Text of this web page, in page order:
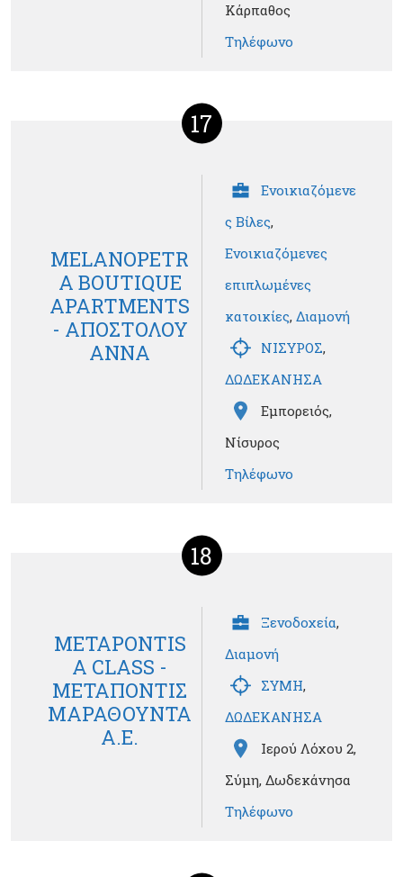
Κάρπαθος
Τηλέφωνο
17
MELANOPETR
A BOUTIQUE
APARTMENTS
- ΑΠΟΣΤΟΛΟΥ
ΑΝΝΑ
Ενοικιαζόμενε
ς Βίλες,
Ενοικιαζόμενες
επιπλωμένες
κατοικίες, Διαμονή
ΝΙΣΥΡΟΣ,
ΔΩΔΕΚΑΝΗΣΑ
Εμπορειός,
Νίσυρος
Τηλέφωνο
18
METAPONTIS
A CLASS -
ΜΕΤΑΠΟΝΤΙΣ
ΜΑΡΑΘΟΥΝΤΑ
Α.Ε.
Ξενοδοχεία,
Διαμονή
ΣΥΜΗ,
ΔΩΔΕΚΑΝΗΣΑ
Ιερού Λόχου 2,
Σύμη, Δωδεκάνησα
Τηλέφωνο